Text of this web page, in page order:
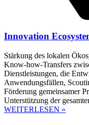
Innovation
Stärkung des lokalen
Know-how-Transfers
Dienstleistungen, die
Anwendungsfällen,
Förderung gemeinsamer
Unterstützung der
WEITERLESEN »